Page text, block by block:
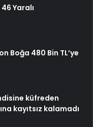
Yaralı
Boğa 480 Bin TL’ye
küfreden
kayıtsız kalamadı